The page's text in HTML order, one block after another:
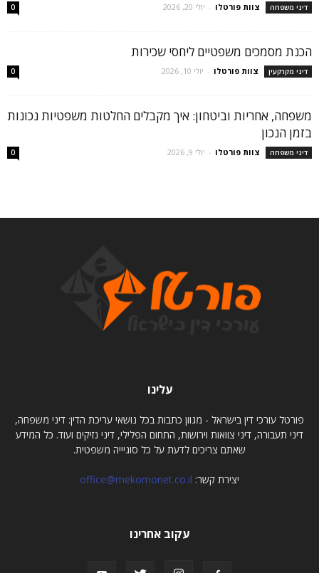
דיני משפחה צוות פורטלו - יולי 20, 2026 0
הכנת מסמכים משפטיים ליחסי שכירות
דיני מקרקעין צוות פורטלו - יולי 10, 2026 0
משפחה, אחריות וביטחון: איך מקבלים החלטות משפטיות נכונות
בזמן הנכון
דיני משפחה צוות פורטלו - יולי 9, 2026 0
עלינו
פורטל עורכי דין בישראל - מגוון כתבות בכל נושאי עריכת הדין: דיני משפחה,
דיני תעבורה, דיני צוואות וירושות, התחום הפלילי, דיני נזיקים ועוד. כל המידע
שאתם צריכים לדעת על כל סוגיייה משפטית.
יצירת קשר: office@mekomonet.co.il
עקוב אחרינו